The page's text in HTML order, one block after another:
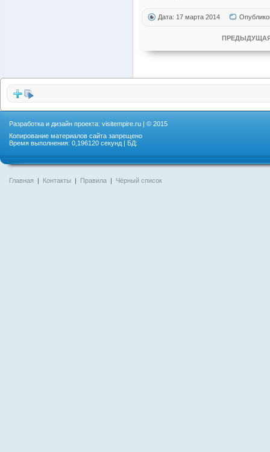
Дата: 17 марта 2014
Разработка и дизайн проекта: visitempire.ru | © 2015
Копирование материалов сайта запрещено
Время выполнения: 0,196120 секунд | БД:
Главная | Контакты | Правила | Чёрный список